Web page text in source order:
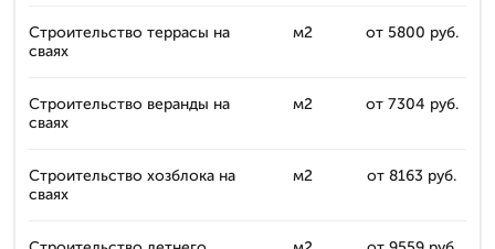
Строительство террасы на
сваях
м2 от 5800 руб.
Строительство веранды на
сваях
м2 от 7304 руб.
Строительство хозблока на
сваях
м2 от 8163 руб.